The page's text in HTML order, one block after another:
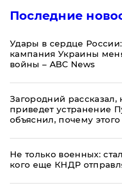
Последние
Удары в сердце
кампания Украины
войны – ABC News
Загородний рассказал,
приведет устранение
объяснил, почему
Не только военных:
кого еще КНДР